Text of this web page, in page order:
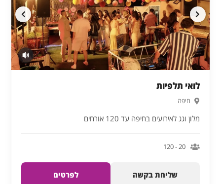
לואי תלפיות
חיפה
מלון וגג לאירועים בחיפה עד 120 אורחים
20 - 120
שליחת בקשה לפרטים